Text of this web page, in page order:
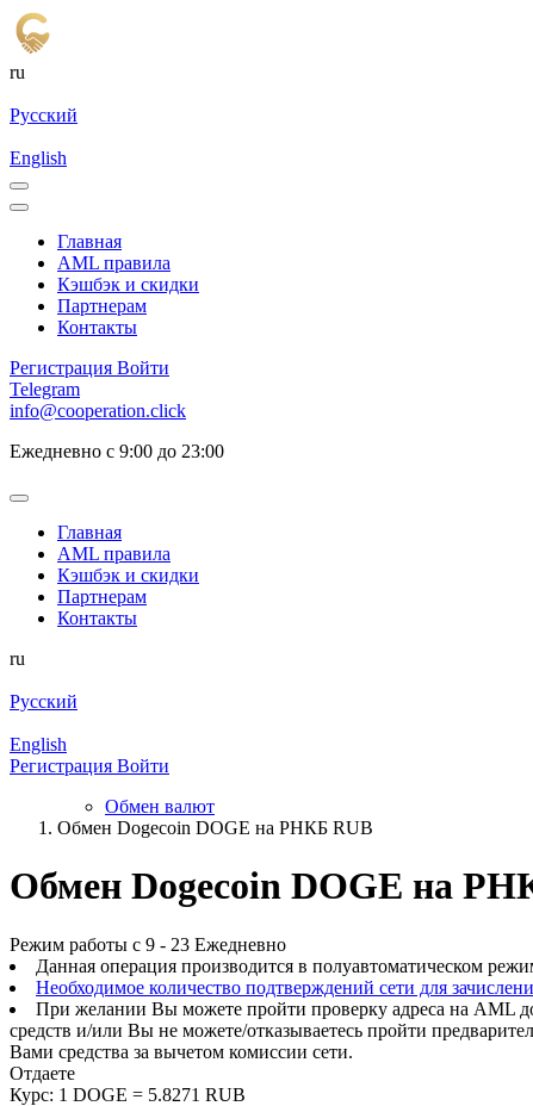
ru
Русский
English
Главная
AML правила
Кэшбэк и cкидки
Партнерам
Контакты
Регистрация Войти
Telegram
info@cooperation.click
Ежедневно с 9:00 до 23:00
Главная
AML правила
Кэшбэк и cкидки
Партнерам
Контакты
ru
Русский
English
Регистрация Войти
Обмен валют
Обмен Dogecoin DOGE на РНКБ RUB
Обмен Dogecoin DOGE на
Режим работы с 9 - 23 Ежедневно
Данная операция производится в полуавтоматическом
Необходимое количество подтверждений сети для
При желании Вы можете пройти проверку адреса на AML
средств и/или Вы не можете/отказываетесь пройти
Вами средства за вычетом комиссии сети.
Отдаете
Курс: 1 DOGE = 5.8271 RUB